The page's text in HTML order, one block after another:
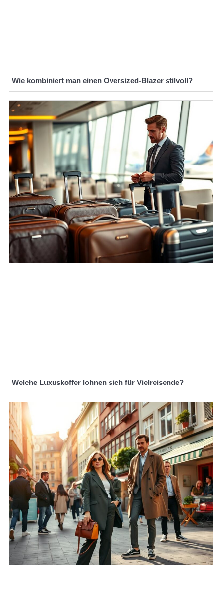
Wie kombiniert man einen Oversized-Blazer stilvoll?
Welche Luxuskoffer lohnen sich für Vielreisende?